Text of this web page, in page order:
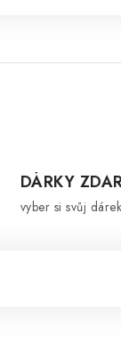
DÁRKY
vyber si svůj